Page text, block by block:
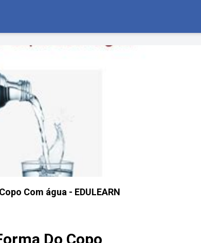
Com água - EDULEARN
Do Copo